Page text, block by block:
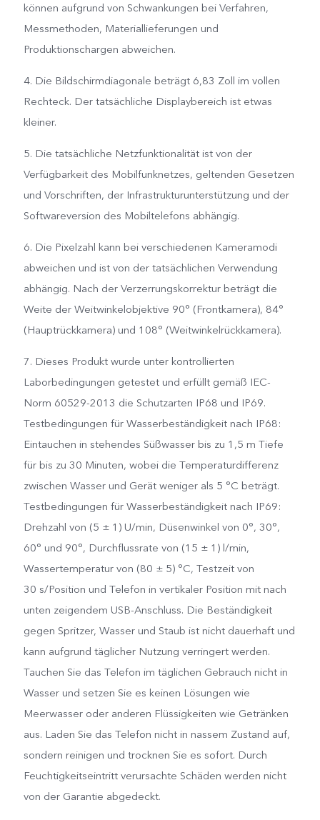
können aufgrund von Schwankungen bei Verfahren,
Messmethoden, Materiallieferungen und
Produktionschargen abweichen.
4. Die Bildschirmdiagonale beträgt 6,83 Zoll im vollen
Rechteck. Der tatsächliche Displaybereich ist etwas
kleiner.
5. Die tatsächliche Netzfunktionalität ist von der
Verfügbarkeit des Mobilfunknetzes, geltenden Gesetzen
und Vorschriften, der Infrastrukturunterstützung und der
Softwareversion des Mobiltelefons abhängig.
6. Die Pixelzahl kann bei verschiedenen Kameramodi
abweichen und ist von der tatsächlichen Verwendung
abhängig. Nach der Verzerrungskorrektur beträgt die
Weite der Weitwinkelobjektive 90° (Frontkamera), 84°
(Hauptrückkamera) und 108° (Weitwinkelrückkamera).
7. Dieses Produkt wurde unter kontrollierten
Laborbedingungen getestet und erfüllt gemäß IEC-
Norm 60529-2013 die Schutzarten IP68 und IP69.
Testbedingungen für Wasserbeständigkeit nach IP68:
Eintauchen in stehendes Süßwasser bis zu 1,5 m Tiefe
für bis zu 30 Minuten, wobei die Temperaturdifferenz
zwischen Wasser und Gerät weniger als 5 °C beträgt.
Testbedingungen für Wasserbeständigkeit nach IP69:
Drehzahl von (5 ± 1) U/min, Düsenwinkel von 0°, 30°,
60° und 90°, Durchflussrate von (15 ± 1) l/min,
Wassertemperatur von (80 ± 5) °C, Testzeit von
30 s/Position und Telefon in vertikaler Position mit nach
unten zeigendem USB-Anschluss. Die Beständigkeit
gegen Spritzer, Wasser und Staub ist nicht dauerhaft und
kann aufgrund täglicher Nutzung verringert werden.
Tauchen Sie das Telefon im täglichen Gebrauch nicht in
Wasser und setzen Sie es keinen Lösungen wie
Meerwasser oder anderen Flüssigkeiten wie Getränken
aus. Laden Sie das Telefon nicht in nassem Zustand auf,
sondern reinigen und trocknen Sie es sofort. Durch
Feuchtigkeitseintritt verursachte Schäden werden nicht
von der Garantie abgedeckt.